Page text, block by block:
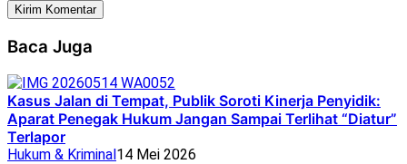
Baca Juga
Kasus Jalan di Tempat, Publik Soroti Kinerja Penyidik:
Aparat Penegak Hukum Jangan Sampai Terlihat “Diatur”
Terlapor
Hukum & Kriminal14 Mei 2026